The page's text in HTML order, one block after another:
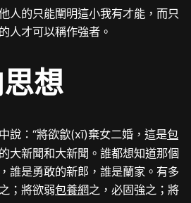
人的只能闡明這小我有才能，而只
的人才可以稱作強者。
想
說：“將欲歙(xī)棄女二婚，這是包
大新聞和大新聞。誰都想知道那個
誰是勇敢的新郎，誰是蘭家。有多
；將欲弱包養網之，必固強之；將